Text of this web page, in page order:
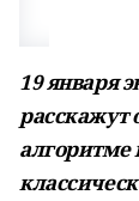
19 января
расскажут
алгоритме